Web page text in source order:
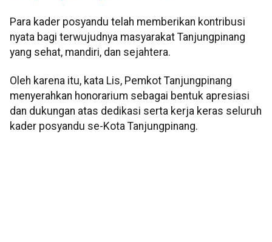
Para kader posyandu telah memberikan kontribusi
nyata bagi terwujudnya masyarakat Tanjungpinang
yang sehat, mandiri, dan sejahtera.
Oleh karena itu, kata Lis, Pemkot Tanjungpinang
menyerahkan honorarium sebagai bentuk apresiasi
dan dukungan atas dedikasi serta kerja keras seluruh
kader posyandu se-Kota Tanjungpinang.